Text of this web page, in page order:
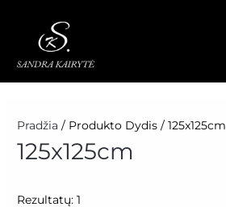
Pradžia / Produkto Dydis / 125x125cm
125x125cm
Rezultatų: 1